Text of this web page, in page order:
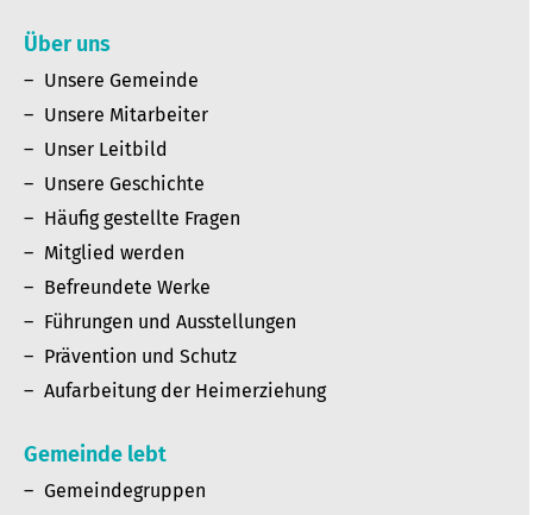
Über uns
Unsere Gemeinde
Unsere Mitarbeiter
Unser Leitbild
Unsere Geschichte
Häufig gestellte Fragen
Mitglied werden
Befreundete Werke
Führungen und Ausstellungen
Prävention und Schutz
Aufarbeitung der Heimerziehung
Gemeinde lebt
Gemeindegruppen